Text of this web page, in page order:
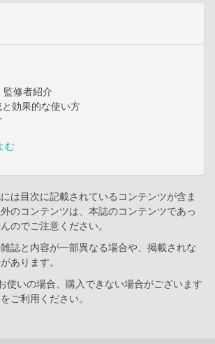
監修者紹介
効果的な使い方
む
は目次に記載されているコンテンツが含ま
のコンテンツは、本誌のコンテンツであっ
のでご注意ください。
誌と内容が一部異なる場合や、掲載されな
あります。
使いの場合、購入できない場合がございます
ご利用ください。